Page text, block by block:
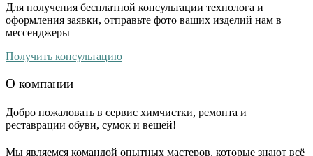
Для получения бесплатной консультации технолога и
оформления заявки, отправьте фото ваших изделий нам в
мессенджеры
Получить консультацию
О компании
Добро пожаловать в сервис химчистки, ремонта и
реставрации обуви, сумок и вещей!
Мы являемся командой опытных мастеров, которые знают всё